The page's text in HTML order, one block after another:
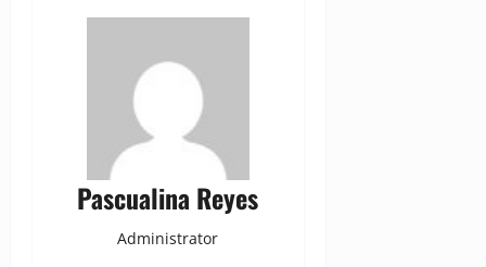
Pascualina Reyes
Administrator